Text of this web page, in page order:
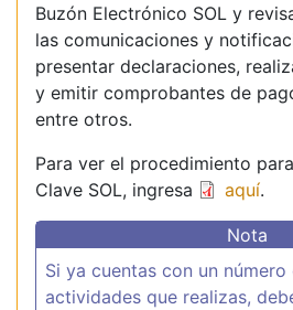
Buzón Electrónico SOL y
las comunicaciones y
presentar declaraciones,
y emitir comprobantes de
entre otros.
Para ver el procedimiento
Clave SOL, ingresa
aquí.
Nota
Si ya cuentas con un
actividades que realizas,